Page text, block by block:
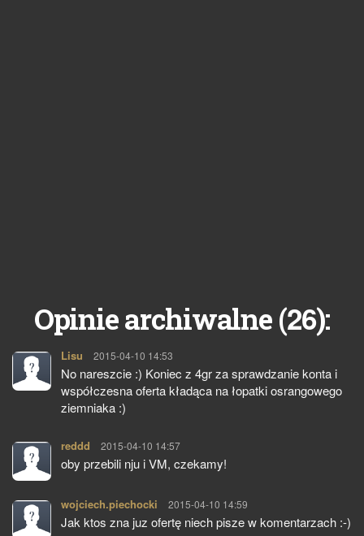
Opinie archiwalne (26):
Lisu pisze:
2015-04-10 14:53
No nareszcie :) Koniec z 4gr za sprawdzanie konta i
współczesna oferta kładąca na łopatki osrangowego
ziemniaka :)
reddd pisze:
2015-04-10 14:57
oby przebili nju i VM, czekamy!
wojciech.piechocki pisze:
2015-04-10 14:59
Jak ktos zna juz ofertę niech pisze w komentarzach :-)